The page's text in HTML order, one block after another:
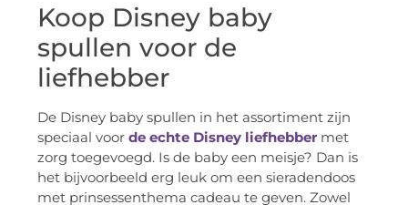
Koop Disney baby
spullen voor de
liefhebber
De Disney baby spullen in het assortiment zijn
speciaal voor de echte Disney liefhebber met
zorg toegevoegd. Is de baby een meisje? Dan is
het bijvoorbeeld erg leuk om een sieradendoos
met prinsessenthema cadeau te geven. Zowel